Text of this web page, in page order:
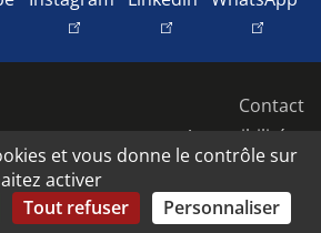
Contact
Accessibilité
Protection des données
Mentions légales
et vous donne le contrôle sur
activer
Tout refuser Personnaliser